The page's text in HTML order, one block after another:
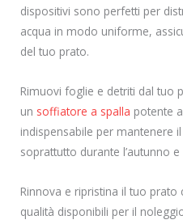
dispositivi sono perfetti per
acqua in modo uniforme,
del tuo prato.
Rimuovi foglie e detriti dal tuo
un soffiatore a spalla potente
indispensabile per mantenere
soprattutto durante l’autunno e
Rinnova e ripristina il tuo
qualità disponibili per il